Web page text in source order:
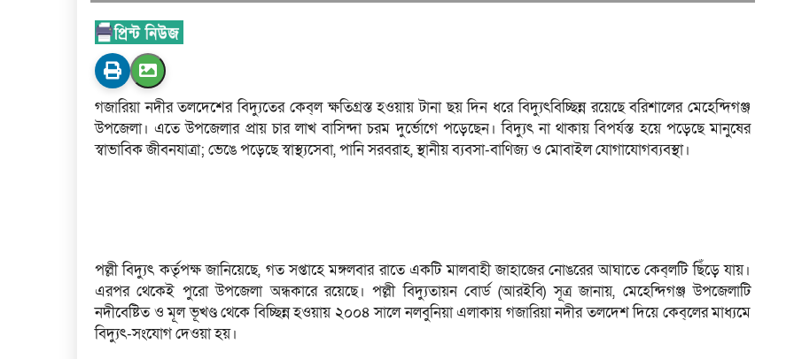
গজারিয়া নদীর তলদেশের বিদ্যুতের কেব্‌ল ক্ষতিগ্রস্ত হওয়ায় টানা ছয় দিন ধরে বিদ্যুৎবিচ্ছিন্ন রয়েছে বরিশালের মেহেন্দিগঞ্জ
উপজেলা। এতে উপজেলার প্রায় চার লাখ বাসিন্দা চরম দুর্ভোগে পড়েছেন। বিদ্যুৎ না থাকায় বিপর্যস্ত হয়ে পড়েছে মানুষের
স্বাভাবিক জীবনযাত্রা; ভেঙে পড়েছে স্বাস্থ্যসেবা, পানি সরবরাহ, স্থানীয় ব্যবসা-বাণিজ্য ও মোবাইল যোগাযোগব্যবস্থা।
পল্লী বিদ্যুৎ কর্তৃপক্ষ জানিয়েছে, গত সপ্তাহে মঙ্গলবার রাতে একটি মালবাহী জাহাজের নোঙরের আঘাতে কেব্‌লটি ছিঁড়ে যায়।
এরপর থেকেই পুরো উপজেলা অন্ধকারে রয়েছে। পল্লী বিদ্যুতায়ন বোর্ড (আরইবি) সূত্র জানায়, মেহেন্দিগঞ্জ উপজেলাটি
নদীবেষ্টিত ও মূল ভূখণ্ড থেকে বিচ্ছিন্ন হওয়ায় ২০০৪ সালে নলবুনিয়া এলাকায় গজারিয়া নদীর তলদেশ দিয়ে কেব্‌লের মাধ্যমে
বিদ্যুৎ-সংযোগ দেওয়া হয়।